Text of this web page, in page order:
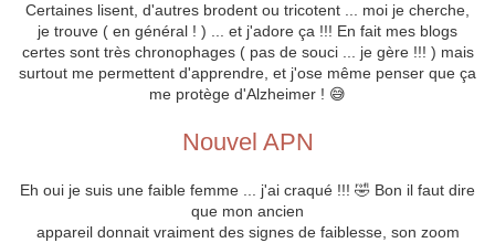
Certaines lisent, d'autres brodent ou tricotent ... moi je cherche,
je trouve ( en général ! ) ... et j'adore ça !!! En fait mes blogs
certes sont très chronophages ( pas de souci ... je gère !!! ) mais
surtout me permettent d'apprendre, et j'ose même penser que ça
me protège d'Alzheimer ! 😅
Nouvel APN
Eh oui je suis une faible femme ... j'ai craqué !!! 🤣 Bon il faut dire
que mon ancien
appareil donnait vraiment des signes de faiblesse, son zoom